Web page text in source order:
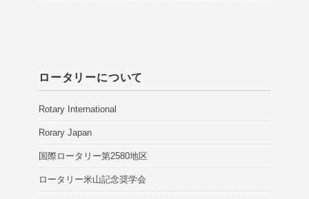
ロータリーについて
Rotary International
Rorary Japan
国際ロータリー第2580地区
ロータリー米山記念奨学会